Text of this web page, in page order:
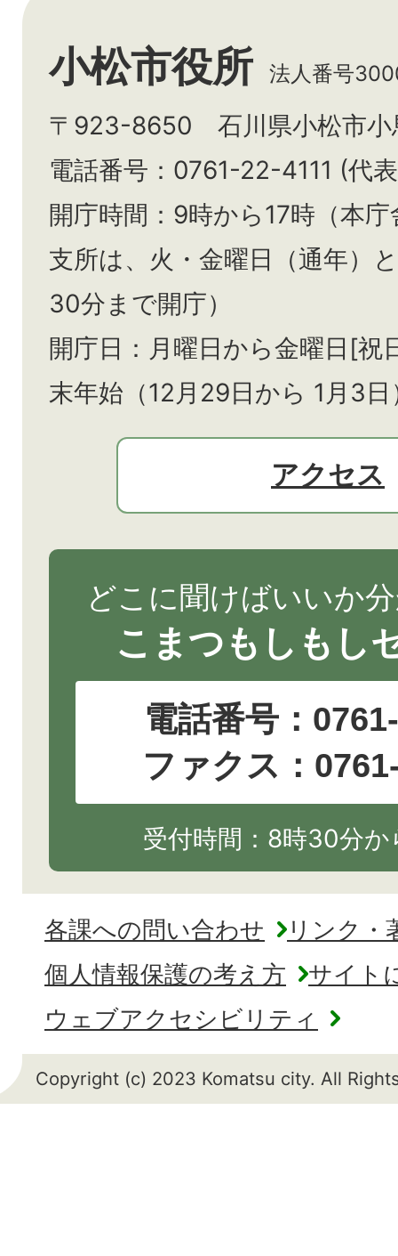
小松市役所 法人番号
〒923-8650 石川県小松市小
電話番号：0761-22-4111 (代
開庁時間：9時から17時（本
支所は、火・金曜日（通年）と
30分まで開庁）
開庁日：月曜日から金曜日[祝
末年始（12月29日から 1月3
アクセス
どこに聞けばいいか
こまつもしもし
電話番号：
ファクス：
受付時間：8時30分
各課への問い合わせ
リンク・
個人情報保護の考え方
サイト
ウェブアクセシビリティ
Copyright (c) 2023 Komatsu city. All